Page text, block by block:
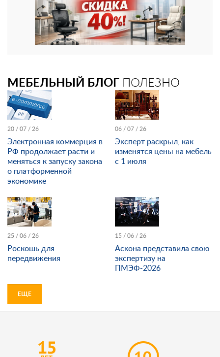
МЕБЕЛЬНЫЙ БЛОГ ПОЛЕЗНО
20 / 07 / 26
Электронная коммерция в
РФ продолжает расти и
меняться к запуску закона
о платформенной
экономике
06 / 07 / 26
Эксперт раскрыл, как
изменятся цены на мебель
с 1 июля
25 / 06 / 26
Роскошь для
передвижения
15 / 06 / 26
Аскона представила свою
экспертизу на
ПМЭФ-2026
ЕЩЕ